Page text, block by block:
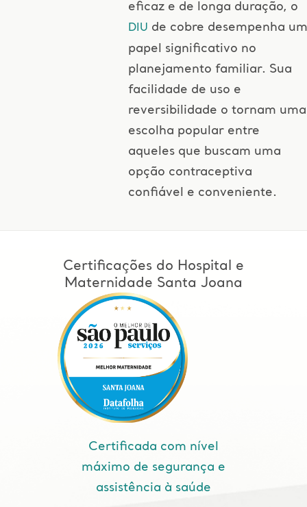
eficaz e de longa duração, o
DIU de cobre desempenha um
papel significativo no
planejamento familiar. Sua
facilidade de uso e
reversibilidade o tornam uma
escolha popular entre
aqueles que buscam uma
opção contraceptiva
confiável e conveniente.
Certificações do Hospital e
Maternidade Santa Joana
Certificada com nível
máximo de segurança e
assistência à saúde